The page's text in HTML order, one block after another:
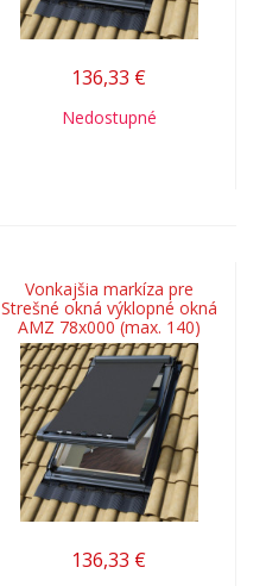
136,33 €
Nedostupné
Vonkajšia markíza pre
Strešné okná výklopné okná
AMZ 78x000 (max. 140)
136,33 €